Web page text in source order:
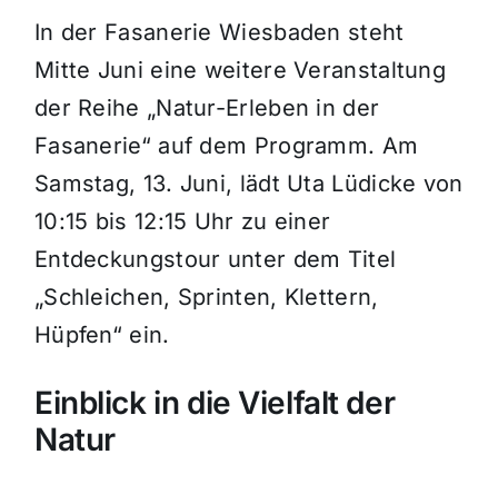
In der Fasanerie Wiesbaden steht
Mitte Juni eine weitere Veranstaltung
der Reihe „Natur-Erleben in der
Fasanerie“ auf dem Programm. Am
Samstag, 13. Juni, lädt Uta Lüdicke von
10:15 bis 12:15 Uhr zu einer
Entdeckungstour unter dem Titel
„Schleichen, Sprinten, Klettern,
Hüpfen“ ein.
Einblick in die Vielfalt der
Natur